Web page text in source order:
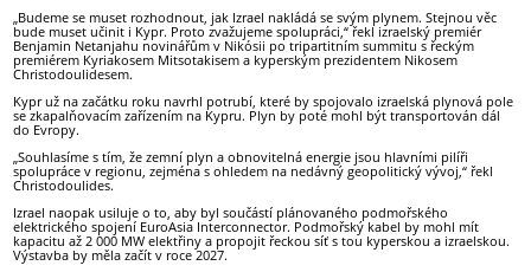
„Budeme se muset rozhodnout, jak Izrael nakládá se svým plynem. Stejnou věc
bude muset učinit i Kypr. Proto zvažujeme spolupráci,“ řekl izraelský premiér
Benjamin Netanjahu novinářům v Nikósii po tripartitním summitu s řeckým
premiérem Kyriakosem Mitsotakisem a kyperským prezidentem Nikosem
Christodoulidesem.
Kypr už na začátku roku navrhl potrubí, které by spojovalo izraelská plynová pole
se zkapalňovacím zařízením na Kypru. Plyn by poté mohl být transportován dál
do Evropy.
„Souhlasíme s tím, že zemní plyn a obnovitelná energie jsou hlavními pilíři
spolupráce v regionu, zejména s ohledem na nedávný geopolitický vývoj,“ řekl
Christodoulides.
Izrael naopak usiluje o to, aby byl součástí plánovaného podmořského
elektrického spojení EuroAsia Interconnector. Podmořský kabel by mohl mít
kapacitu až 2 000 MW elektřiny a propojit řeckou síť s tou kyperskou a izraelskou.
Výstavba by měla začít v roce 2027.